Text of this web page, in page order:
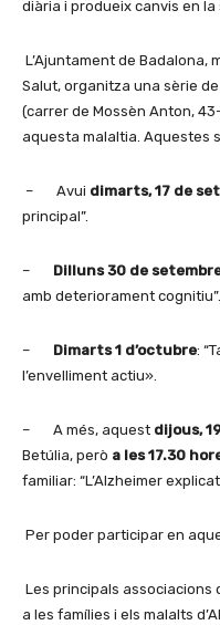
diària i produeix canvis en
L’Ajuntament de Badalona,
Salut, organitza una sèrie
(carrer de Mossèn Anton,
aquesta malaltia. Aquestes
– Avui dimarts, 17 de
principal”.
– Dilluns 30 de
amb deteriorament cognitiu”.
– Dimarts 1 d’octubre:
l’envelliment actiu».
– A més, aquest dijous,
Betúlia, però a les 17.30
familiar: “L’Alzheimer
Per poder participar en
Les principals associacions
a les famílies i els malalts